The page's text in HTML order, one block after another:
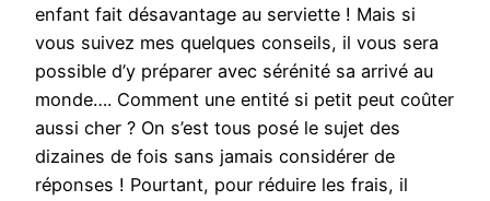
enfant fait désavantage au serviette ! Mais si
vous suivez mes quelques conseils, il vous sera
possible d’y préparer avec sérénité sa arrivé au
monde…. Comment une entité si petit peut coûter
aussi cher ? On s’est tous posé le sujet des
dizaines de fois sans jamais considérer de
réponses ! Pourtant, pour réduire les frais, il